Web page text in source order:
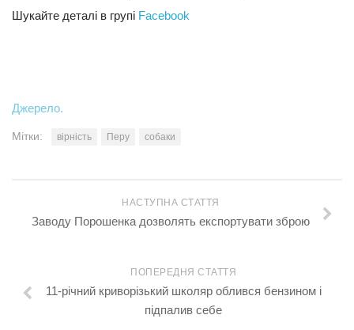
Шукайте деталі в групі Facebook
Джерело.
Мітки: вірність Перу собаки
НАСТУПНА СТАТТЯ
Заводу Порошенка дозволять експортувати зброю
ПОПЕРЕДНЯ СТАТТЯ
11-річний криворізький школяр облився бензином і
підпалив себе